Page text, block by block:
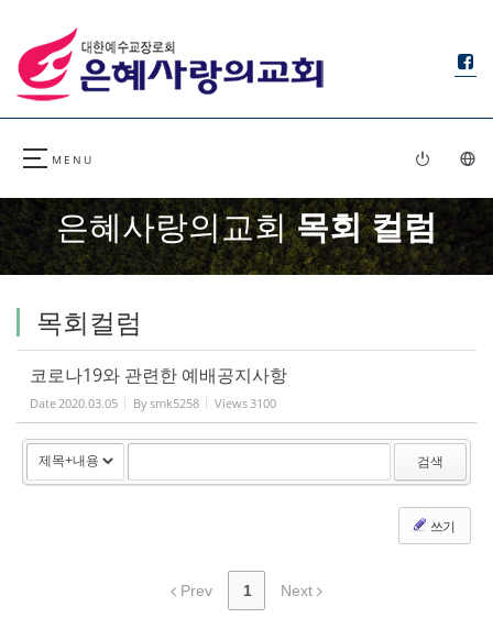
은혜사랑의교회목회 컬럼
목회컬럼
코로나19와 관련한 예배공지사항
Date2020.03.05 Bysmk5258 Views3100
검색
쓰기
Prev 1 Next